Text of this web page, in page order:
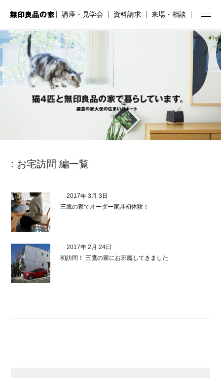
講座・見学会 資料請求 来場・相談
: お宅訪問 編一覧
2017年 3月 3日
三鷹の家でオーダー家具初体験！
2017年 2月 24日
初訪問！ 三鷹の家にお邪魔してきました